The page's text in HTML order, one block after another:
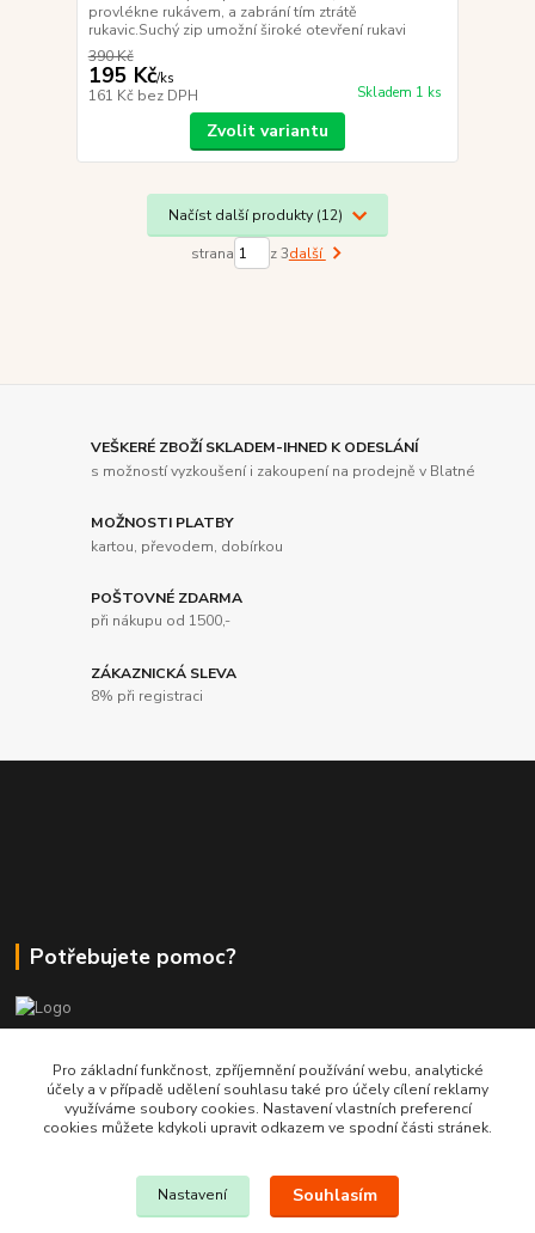
provlékne rukávem, a zabrání tím ztrátě
rukavic.Suchý zip umožní široké otevření rukavi
390 Kč
195 Kč/ks
161 Kč bez DPH Skladem 1 ks
Zvolit variantu
Načíst další produkty (12)
strana z 3další
VEŠKERÉ ZBOŽÍ SKLADEM-IHNED K ODESLÁNÍ
s možností vyzkoušení i zakoupení na prodejně v Blatné
MOŽNOSTI PLATBY
kartou, převodem, dobírkou
POŠTOVNÉ ZDARMA
při nákupu od 1500,-
ZÁKAZNICKÁ SLEVA
8% při registraci
Potřebujete pomoc?
+420 380 830 198
wokas.online@yahoo.cz
Pro základní funkčnost, zpříjemnění používání webu, analytické
účely a v případě udělení souhlasu také pro účely cílení reklamy
využíváme soubory cookies. Nastavení vlastních preferencí
cookies můžete kdykoli upravit odkazem ve spodní části stránek.
Nastavení Souhlasím